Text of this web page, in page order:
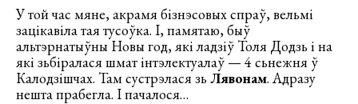
У той час мяне, акрамя бізнэсовых спраў, вельмі
зацікавіла тая тусоўка. І, памятаю, быў
альтэрнатыўны Новы год, які ладзіў Толя Додзь і на
які зьбіралася шмат інтэлектуалаў — 4 сьнежня ў
Калодзішчах. Там сустрэлася зьЛявонам. Адразу
нешта прабегла. І пачалося…